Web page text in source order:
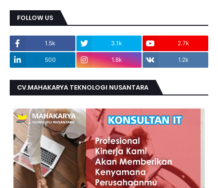
FOLLOW US
1.5k 3.1k 2.7k
500 1.8k 1.2k
CV.MAHAKARYA TEKNOLOGI NUSANTARA